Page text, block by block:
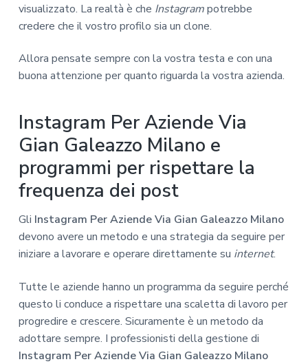
visualizzato. La realtà è che Instagrampotrebbe
credere che il vostro profilo sia un clone.
Allora pensate sempre con la vostra testa e con una
buona attenzione per quanto riguarda la vostra azienda.
Instagram Per Aziende Via
Gian Galeazzo Milano e
programmi per rispettare la
frequenza dei post
Gli Instagram Per Aziende Via Gian Galeazzo Milano
devono avere un metodo e una strategia da seguire per
iniziare a lavorare e operare direttamente su internet.
Tutte le aziende hanno un programma da seguire perché
questo li conduce a rispettare una scaletta di lavoro per
progredire e crescere. Sicuramente è un metodo da
adottare sempre. I professionisti della gestione di
Instagram Per Aziende Via Gian Galeazzo Milano